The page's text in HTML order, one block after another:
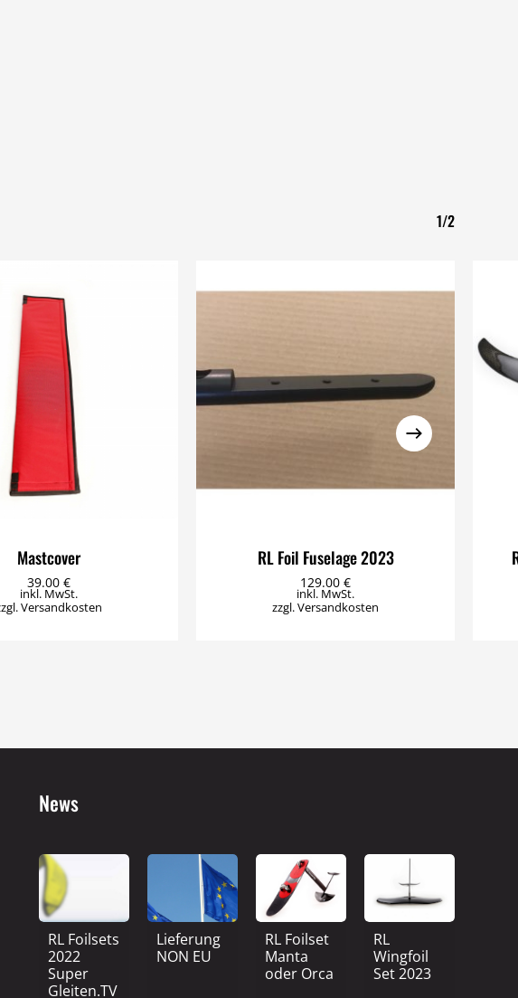
1/2
Mastcover
39.00 €
inkl. MwSt.
Versandkosten
RL Foil Fuselage 2023
129.00 €
inkl. MwSt.
zzgl.Versandkosten
News
RL Foilsets
2022
Super
Gleiten.TV
Lieferung
NON EU
RL Foilset
Manta
oder Orca
RL
Wingfoil
Set 2023